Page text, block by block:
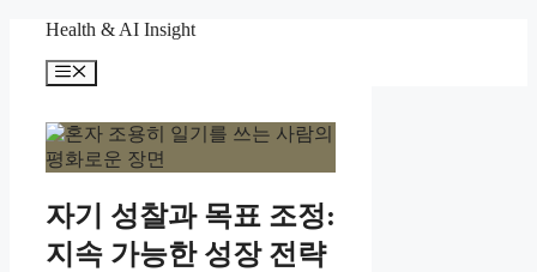
Health & AI Insight
메
자기 성찰과 목표 조정:
지속 가능한 성장 전략